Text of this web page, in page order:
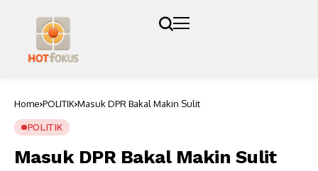
Home POLITIK Masuk DPR Bakal Makin Sulit
POLITIK
Masuk DPR Bakal Makin Sulit